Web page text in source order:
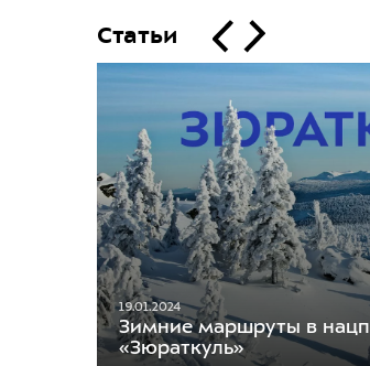
Статьи
19.01.2024
Зимние маршруты в
«Зюраткуль»